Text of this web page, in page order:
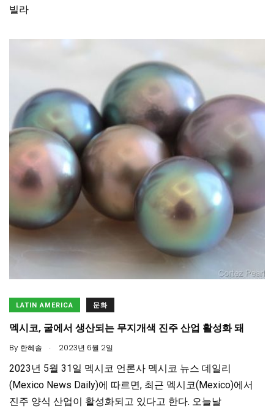
빌라
LATIN AMERICA 문화
멕시코, 굴에서 생산되는 무지개색 진주 산업 활성화 돼
By 한혜솔 . 2023년 6월 2일
2023년 5월 31일 멕시코 언론사 멕시코 뉴스 데일리
(Mexico News Daily)에 따르면, 최근 멕시코(Mexico)에서
진주 양식 산업이 활성화되고 있다고 한다. 오늘날